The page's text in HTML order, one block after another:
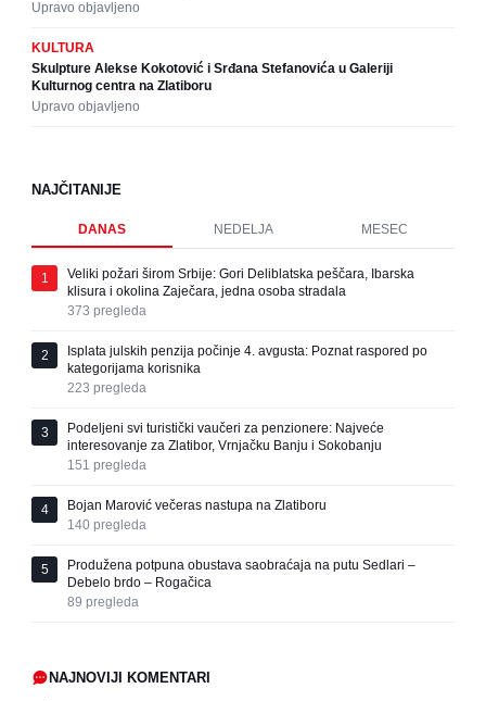
Upravo objavljeno
KULTURA
Skulpture Alekse Kokotović i Srđana Stefanovića u Galeriji
Kulturnog centra na Zlatiboru
Upravo objavljeno
NAJČITANIJE
DANAS NEDELJA MESEC
1
Veliki požari širom Srbije: Gori Deliblatska peščara, Ibarska
klisura i okolina Zaječara, jedna osoba stradala
373 pregleda
2
Isplata julskih penzija počinje 4. avgusta: Poznat raspored po
kategorijama korisnika
223 pregleda
3
Podeljeni svi turistički vaučeri za penzionere: Najveće
interesovanje za Zlatibor, Vrnjačku Banju i Sokobanju
151 pregleda
4
Bojan Marović večeras nastupa na Zlatiboru
140 pregleda
5
Produžena potpuna obustava saobraćaja na putu Sedlari –
Debelo brdo – Rogačica
89 pregleda
NAJNOVIJI KOMENTARI